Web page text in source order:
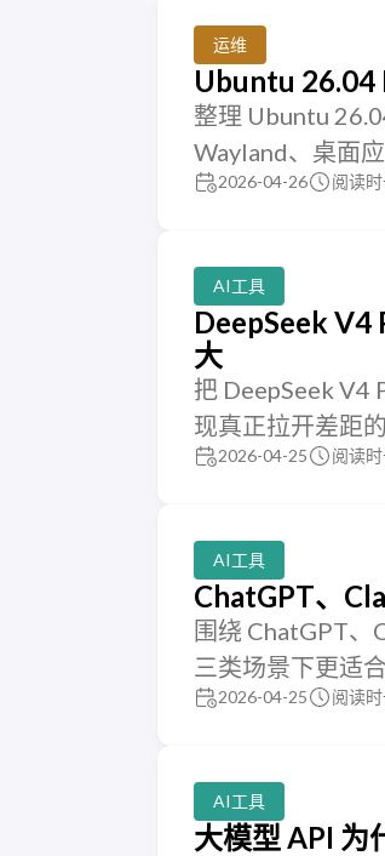
运维
Ubuntu 26.04
整理 Ubuntu
Wayland、桌面
2026-04-26 阅读
AI工具
DeepSeek V4
大
把 DeepSeek V4
现真正拉开差距
2026-04-25 阅读
AI工具
ChatGPT、
围绕 ChatGPT
三类场景下更适
2026-04-25 阅读
AI工具
大模型 API 为